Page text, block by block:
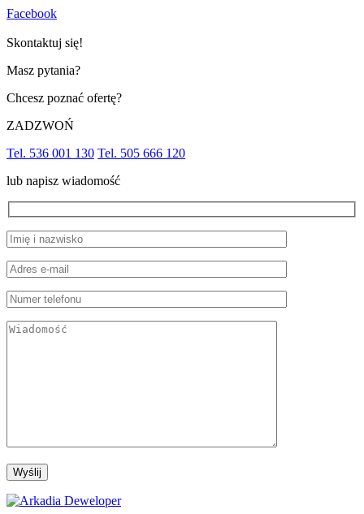
Facebook
Skontaktuj się!
Masz pytania?
Chcesz poznać ofertę?
ZADZWOŃ
Tel. 536 001 130 Tel. 505 666 120
lub napisz wiadomość
Przejdź